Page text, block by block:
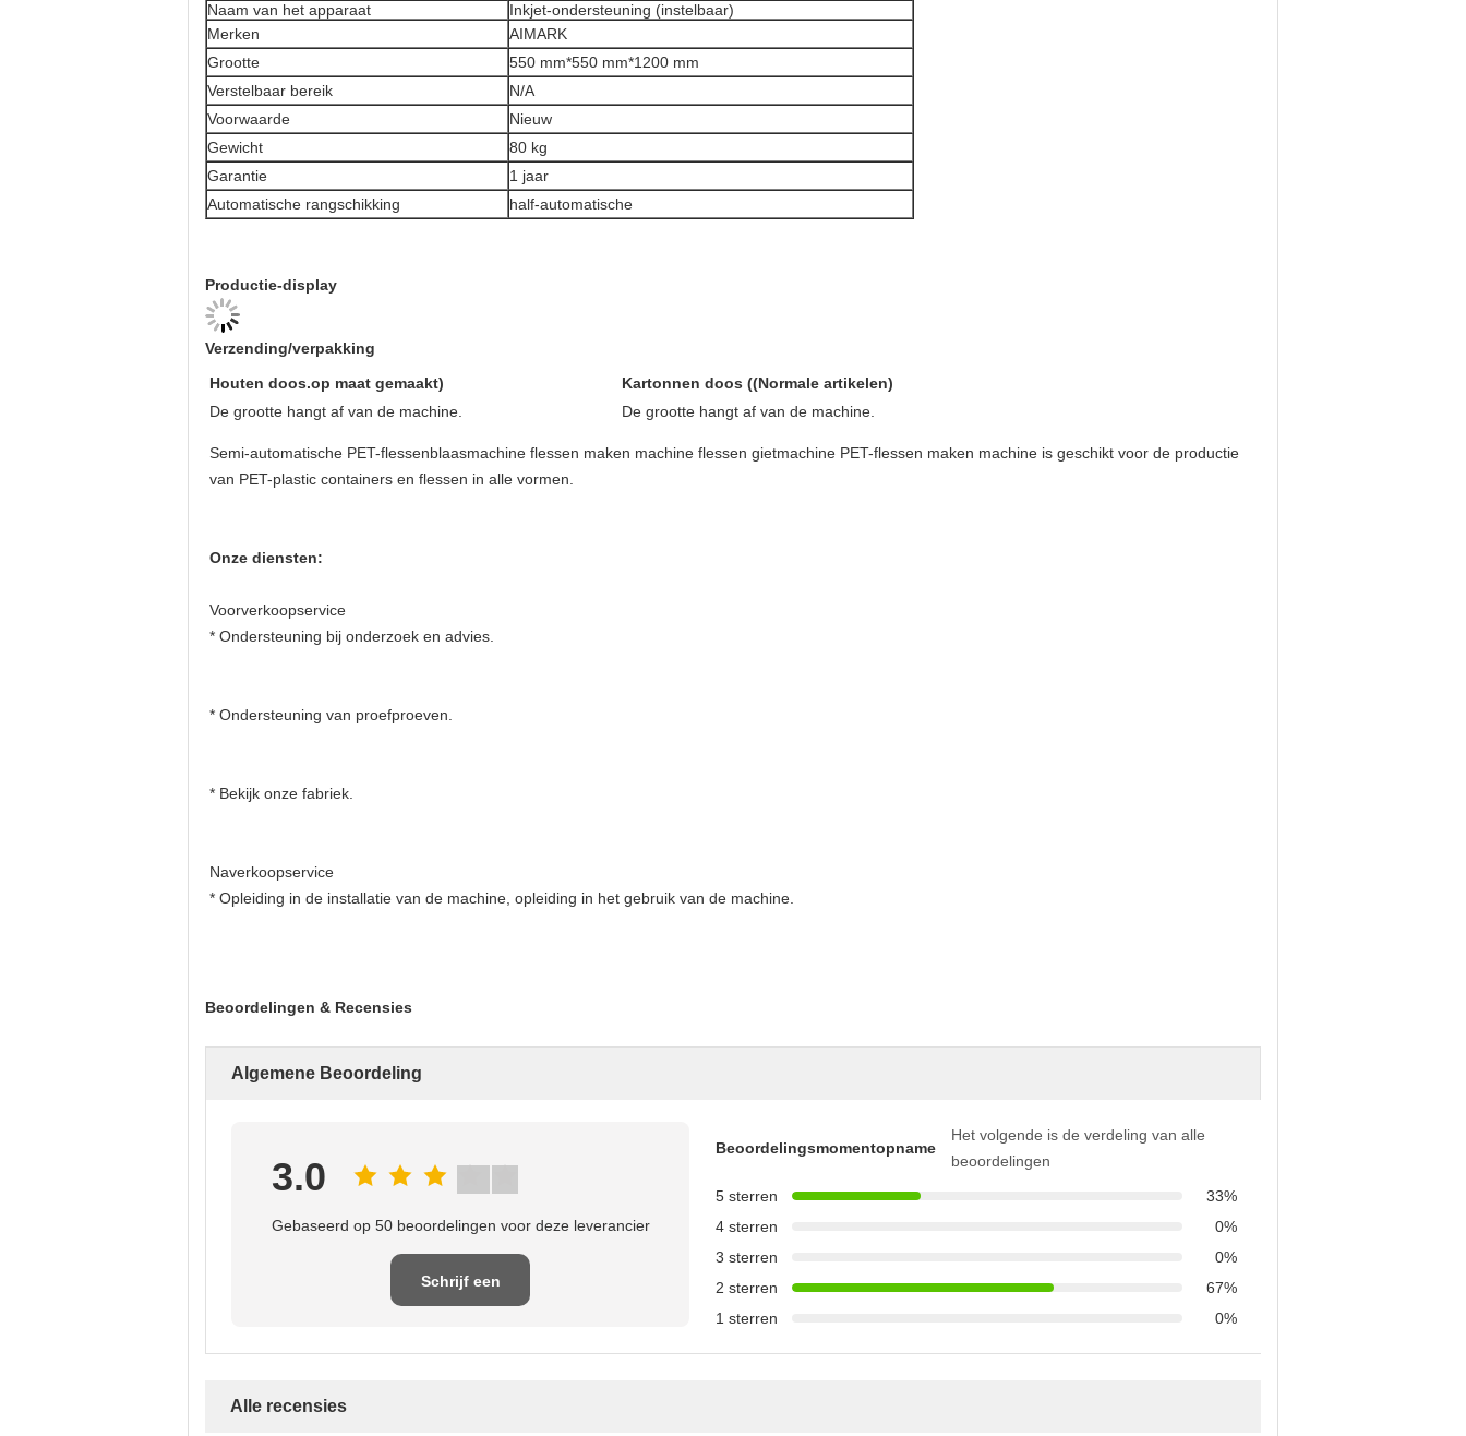
Naam van het apparaat
Inkjet-ondersteuning (instelbaar)
Merken
AIMARK
Grootte
550 mm*550 mm*1200 mm
Verstelbaar bereik
N/A
Voorwaarde
Nieuw
Gewicht
80 kg
Garantie
1 jaar
Automatische rangschikking
half-automatische
Productie-display
Verzending/verpakking
Houten doos.op maat gemaakt)
De grootte hangt af van de machine.
Kartonnen doos ((Normale artikelen)
De grootte hangt af van de machine.
Semi-automatische PET-flessenblaasmachine flessen maken machine flessen gietmachine PET-flessen maken machine is geschikt voor de productie
van PET-plastic containers en flessen in alle vormen.
Onze diensten:
Voorverkoopservice
* Ondersteuning bij onderzoek en advies.
* Ondersteuning van proefproeven.
* Bekijk onze fabriek.
Naverkoopservice
* Opleiding in de installatie van de machine, opleiding in het gebruik van de machine.
Beoordelingen & Recensies
Algemene Beoordeling
3.0
Gebaseerd op 50 beoordelingen voor deze leverancier
Schrijf een
Beoordelingsmomentopname
Het volgende is de verdeling van alle
beoordelingen
5 sterren
33%
4 sterren
0%
3 sterren
0%
2 sterren
67%
1 sterren
0%
Alle recensies